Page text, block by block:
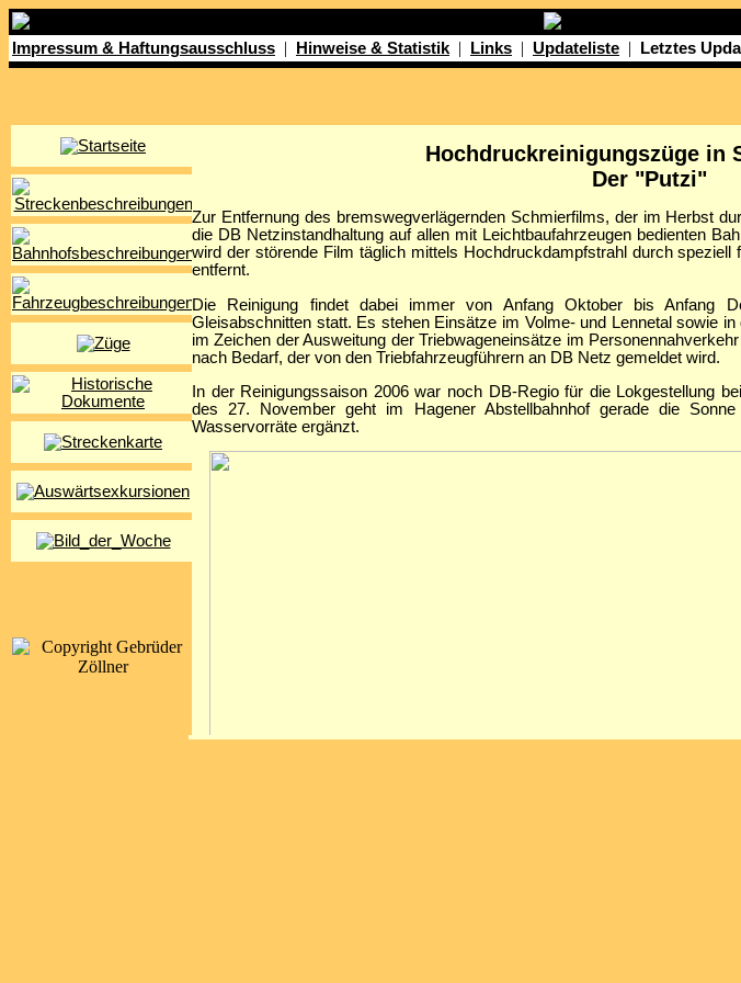
Impressum & Haftungsausschluss | Hinweise & Statistik | Links | Updateliste | Letztes
Hochdruckreinigungszüge in
Der "Putzi"
Zur Entfernung des bremswegverlägernden Schmierfilms, der im Herbst
die DB Netzinstandhaltung auf allen mit Leichtbaufahrzeugen bedienten
wird der störende Film täglich mittels Hochdruckdampfstrahl durch
entfernt.
Die Reinigung findet dabei immer von Anfang Oktober bis Anfang
Gleisabschnitten statt. Es stehen Einsätze im Volme- und Lennetal sowie
im Zeichen der Ausweitung der Triebwageneinsätze im
nach Bedarf, der von den Triebfahrzeugführern an DB Netz gemeldet wird.
In der Reinigungssaison 2006 war noch DB-Regio für die Lokgestellung
des 27. November geht im Hagener Abstellbahnhof gerade die
Wasservorräte ergänzt.